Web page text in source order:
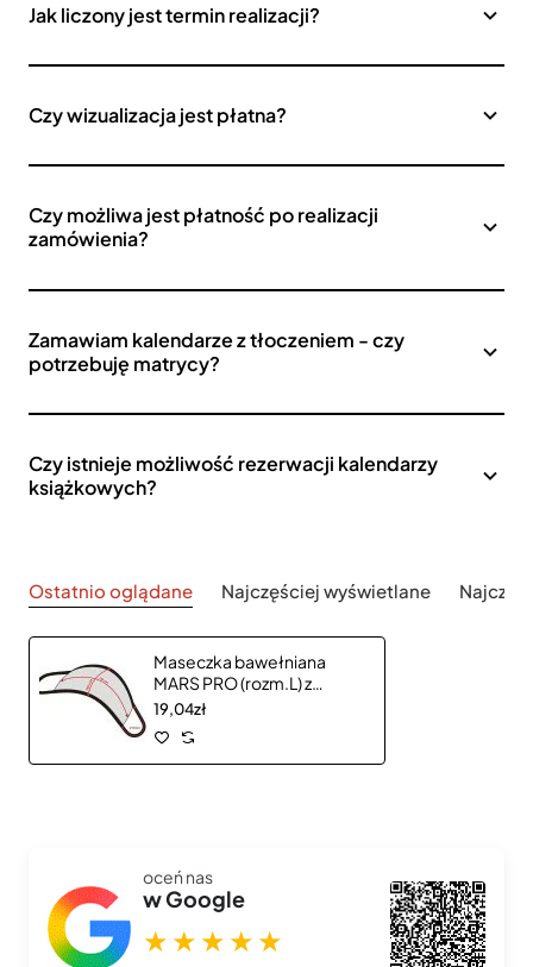
Jak liczony jest termin realizacji?
Czy wizualizacja jest płatna?
Czy możliwa jest płatność po realizacji
zamówienia?
Zamawiam kalendarze z tłoczeniem - czy
potrzebuję matrycy?
Czy istnieje możliwość rezerwacji kalendarzy
książkowych?
Ostatnio oglądane Najczęściej wyświetlane
Maseczka bawełniana
MARS PRO (rozm.L) z
kieszonką i filtrem HEPA
1570165
19,04zł
oceń nas
w Google
★★★★★